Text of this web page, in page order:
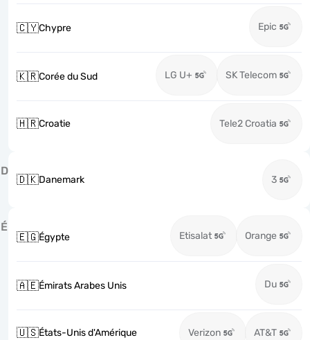
🇨🇾Chypre Epic
🇰🇷Corée du Sud LG U+ SK Telecom
🇭🇷Croatie Tele2 Croatia
D
🇩🇰Danemark 3
É
🇪🇬Égypte Etisalat Orange
🇦🇪Émirats Arabes Unis Du
🇺🇸États-Unis d'Amérique Verizon AT&T